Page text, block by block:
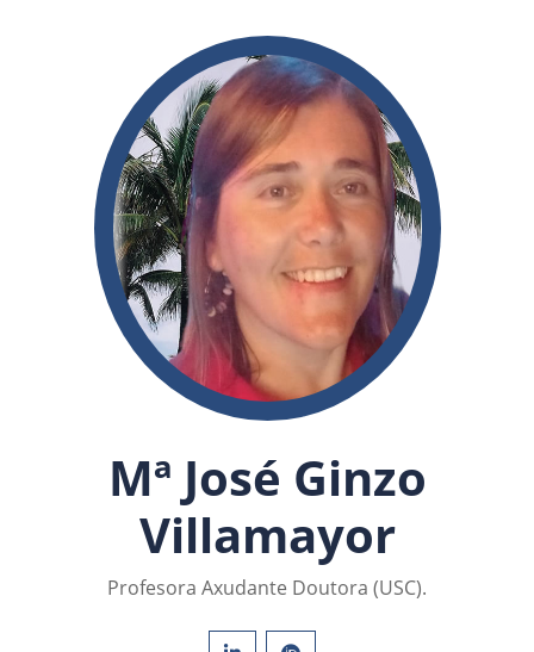
Mª José Ginzo
Villamayor
Profesora Axudante Doutora (USC).